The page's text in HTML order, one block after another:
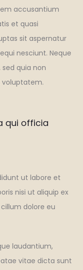
accusantium
et quasi
sit aspernatur
nesciunt. Neque
quia non
qui officia
ut labore et
nisi ut aliquip ex
dolore eu
laudantium,
vitae dicta sunt